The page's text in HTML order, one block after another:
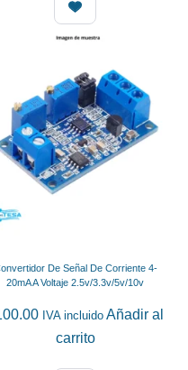
De Señal De Corriente 4-
20mA A Voltaje 2.5v/3.3v/5v/10v
IVA incluido Añadir al
carrito